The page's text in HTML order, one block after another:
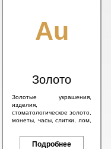
Au
Золото
Золотые украшения,
изделия,
стоматологическое золото,
монеты, часы, слитки, лом,
золото 56 пробы и
брендовые изделия.
Подробнее